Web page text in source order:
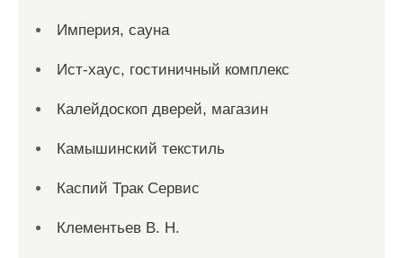
Империя, сауна
Ист-хаус, гостиничный комплекс
Калейдоскоп дверей, магазин
Камышинский текстиль
Каспий Трак Сервис
Клементьев В. Н.